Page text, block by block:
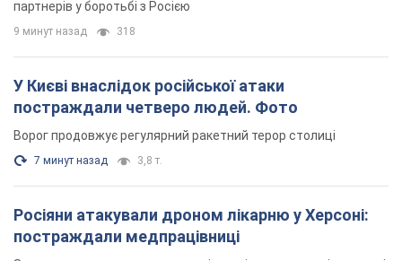
партнерів у боротьбі з Росією
9 минут назад 318
У Києві внаслідок російської атаки
постраждали четверо людей. Фото
Ворог продовжує регулярний ракетний терор столиці
7 минут назад 3,8 т.
Росіяни атакували дроном лікарню у Херсоні:
постраждали медпрацівниці